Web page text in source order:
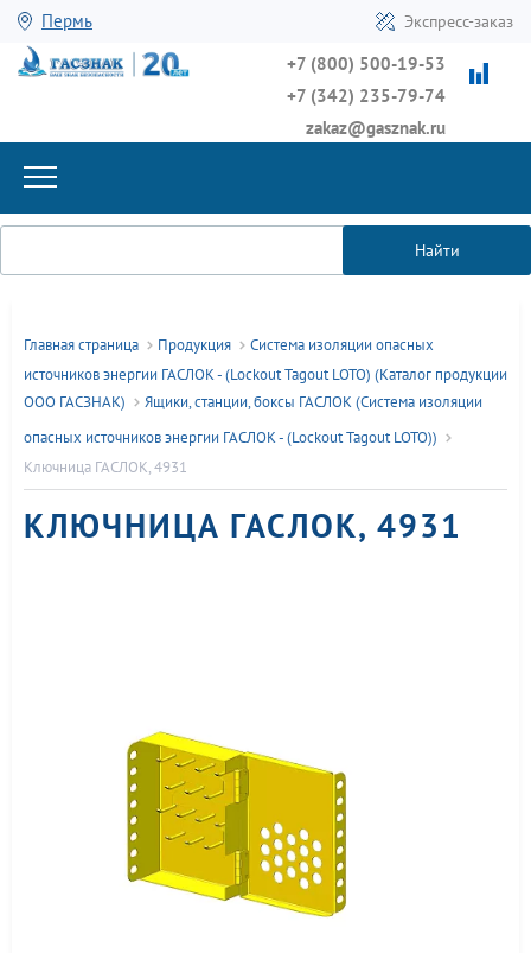
Пермь Экспресс-заказ
+7 (800) 500-19-53
+7 (342) 235-79-74
zakaz@gasznak.ru
Найти
Главная страница Продукция
Система изоляции опасных
источников энергии ГАСЛОК - (Lockout Tagout LOTO) (Каталог продукции
ООО ГАСЗНАК)
Ящики, станции, боксы ГАСЛОК (Система изоляции
опасных источников энергии ГАСЛОК - (Lockout Tagout LOTO))
Ключница ГАСЛОК, 4931
КЛЮЧНИЦА ГАСЛОК, 4931